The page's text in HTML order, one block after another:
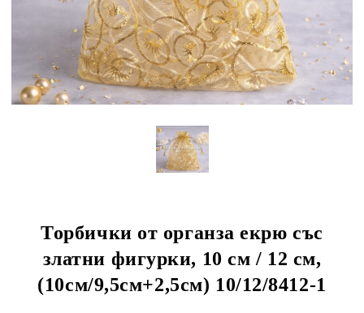
Торбички от органза екрю със
златни фигурки, 10 см / 12 см,
(10см/9,5см+2,5см) 10/12/8412-1